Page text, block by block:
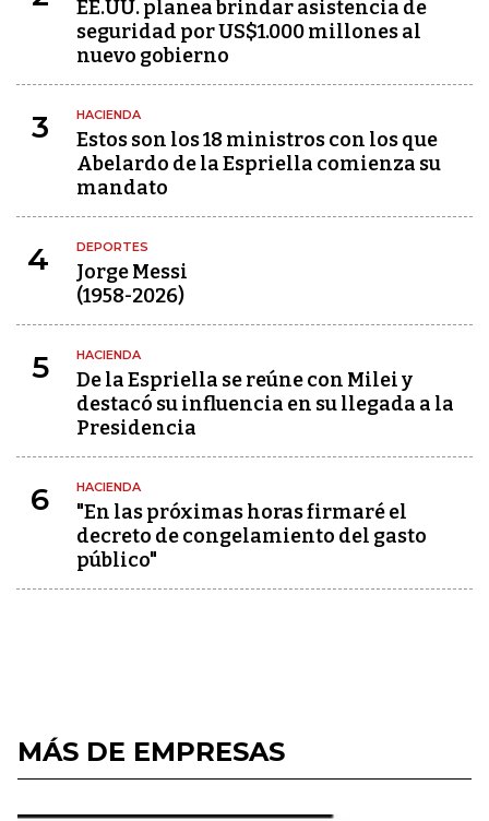
EE.UU. planea brindar asistencia de
seguridad por US$1.000 millones al
nuevo gobierno
3 HACIENDA
Estos son los 18 ministros con los que
Abelardo de la Espriella comienza su
mandato
4 DEPORTES
Jorge Messi
(1958-2026)
5 HACIENDA
De la Espriella se reúne con Milei y
destacó su influencia en su llegada a la
Presidencia
6 HACIENDA
"En las próximas horas firmaré el
decreto de congelamiento del gasto
público"
MÁS DE EMPRESAS